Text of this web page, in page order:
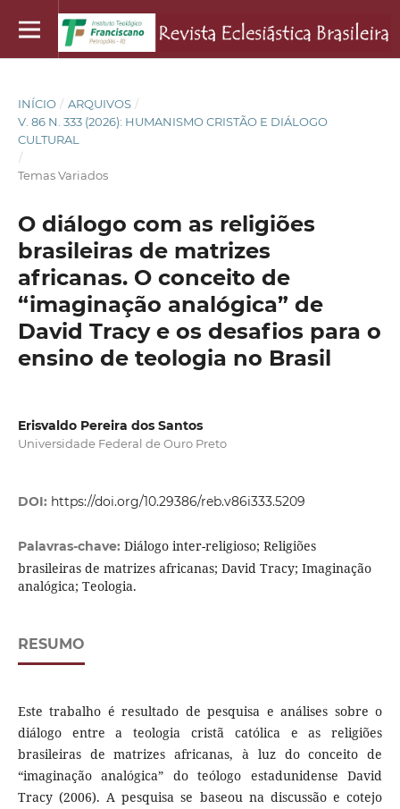
INÍCIO / ARQUIVOS /
V. 86 N. 333 (2026): HUMANISMO CRISTÃO E DIÁLOGO
CULTURAL
/
Temas Variados
O diálogo com as religiões
brasileiras de matrizes
africanas. O conceito de
“imaginação analógica” de
David Tracy e os desafios para o
ensino de teologia no Brasil
Erisvaldo Pereira dos Santos
Universidade Federal de Ouro Preto
DOI: https://doi.org/10.29386/reb.v86i333.5209
Palavras-chave: Diálogo inter-religioso; Religiões
brasileiras de matrizes africanas; David Tracy; Imaginação
analógica; Teologia.
RESUMO
Este trabalho é resultado de pesquisa e análises sobre o
diálogo entre a teologia cristã católica e as religiões
brasileiras de matrizes africanas, à luz do conceito de
“imaginação analógica” do teólogo estadunidense David
Tracy (2006). A pesquisa se baseou na discussão e cotejo